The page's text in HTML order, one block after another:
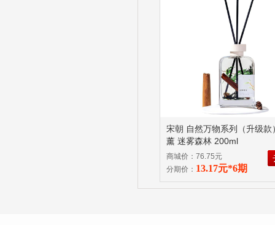
宋朝 自然万物系列（升级款
薰 迷雾森林 200ml
商城价：76.75元
分期价： 13.17元*6期